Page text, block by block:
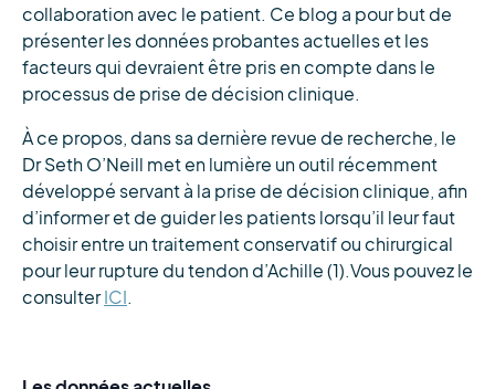
collaboration avec le patient. Ce blog a pour but de
présenter les données probantes actuelles et les
facteurs qui devraient être pris en compte dans le
processus de prise de décision clinique.
À ce propos, dans sa dernière revue de recherche, le
Dr Seth O’Neill met en lumière un outil récemment
développé servant à la prise de décision clinique, afin
d’informer et de guider les patients lorsqu’il leur faut
choisir entre un traitement conservatif ou chirurgical
pour leur rupture du tendon d’Achille (1).Vous pouvez le
consulterICI.